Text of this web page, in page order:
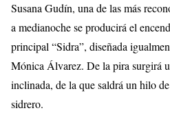
Susana Gudín, una de las más
a medianoche se producirá el
principal “Sidra”, diseñada
Mónica Álvarez. De la pira surgirá
inclinada, de la que saldrá un hilo
sidrero.